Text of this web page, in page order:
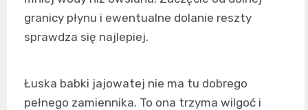
granicy płynu i ewentualne dolanie reszty
sprawdza się najlepiej.
Łuska babki jajowatej nie ma tu dobrego
pełnego zamiennika. To ona trzyma wilgoć i